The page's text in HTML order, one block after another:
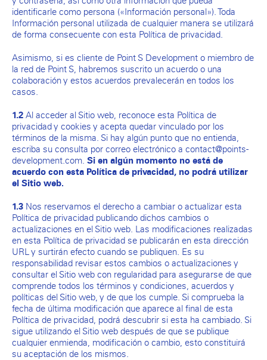
identificarle como persona («Información personal»). Toda
Información personal utilizada de cualquier manera se utilizará
de forma consecuente con esta Política de privacidad.
Asimismo, si es cliente de Point S Development o miembro de
la red de Point S, habremos suscrito un acuerdo o una
colaboración y estos acuerdos prevalecerán en todos los
casos.
1.2 Al acceder al Sitio web, reconoce esta Política de
privacidad y cookies y acepta quedar vinculado por los
términos de la misma. Si hay algún punto que no entienda,
escriba su consulta por correo electrónico a contact@points-
development.com. Si en algún momento no está de
acuerdo con esta Política de privacidad, no podrá utilizar
el Sitio web.
1.3 Nos reservamos el derecho a cambiar o actualizar esta
Política de privacidad publicando dichos cambios o
actualizaciones en el Sitio web. Las modificaciones realizadas
en esta Política de privacidad se publicarán en esta dirección
URL y surtirán efecto cuando se publiquen. Es su
responsabilidad revisar estos cambios o actualizaciones y
consultar el Sitio web con regularidad para asegurarse de que
comprende todos los términos y condiciones, acuerdos y
políticas del Sitio web, y de que los cumple. Si comprueba la
fecha de última modificación que aparece al final de esta
Política de privacidad, podrá descubrir si esta ha cambiado. Si
sigue utilizando el Sitio web después de que se publique
cualquier enmienda, modificación o cambio, esto constituirá
su aceptación de los mismos.